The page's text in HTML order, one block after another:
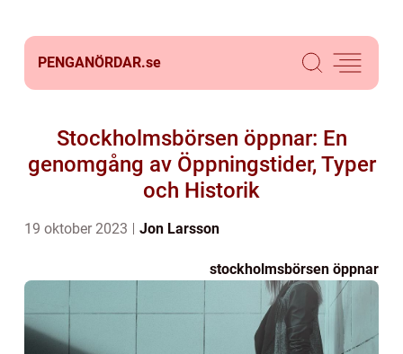
PENGANÖRDAR.se
Stockholmsbörsen öppnar: En
genomgång av Öppningstider, Typer
och Historik
19 oktober 2023 Jon Larsson
stockholmsbörsen öppnar